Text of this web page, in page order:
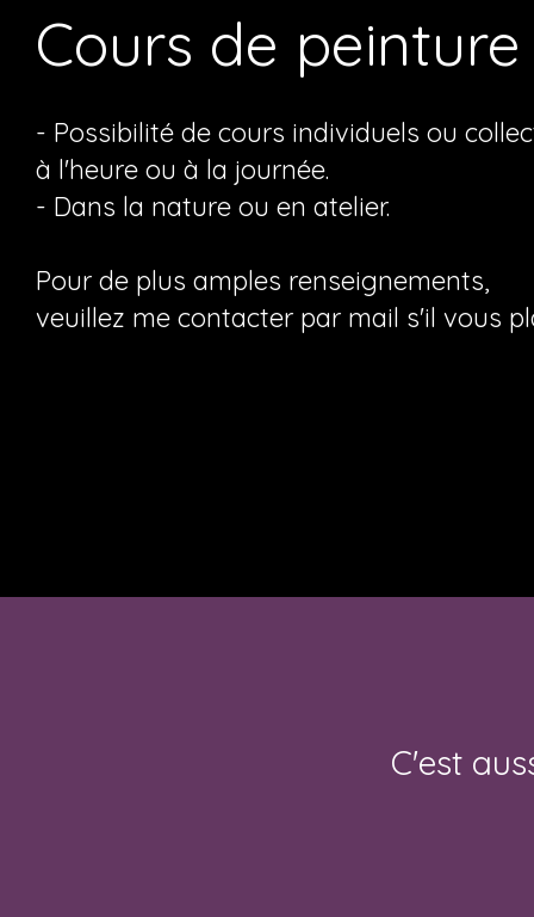
Cours de peinture
- Possibilité de cours individuels ou
à l'heure ou à la journée.
- Dans la nature ou en atelier.
Pour de plus amples renseignements,
veuillez me contacter par mail s'il vous
C'est